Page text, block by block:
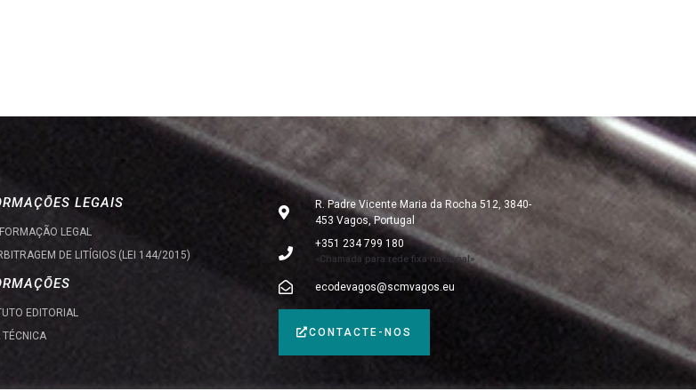
LEGAIS
LEGAL
DE LITÍGIOS (LEI 144/2015)
EDITORIAL
TÉCNICA
R. Padre Vicente Maria da Rocha 512, 3840-
453 Vagos, Portugal
+351 234 799 180
«Chamada para rede fixa nacional»
ecodevagos@scmvagos.eu
CONTACTE-NOS